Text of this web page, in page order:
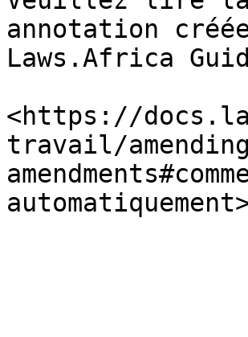
annotation
Laws.Africa
<https://
travail/